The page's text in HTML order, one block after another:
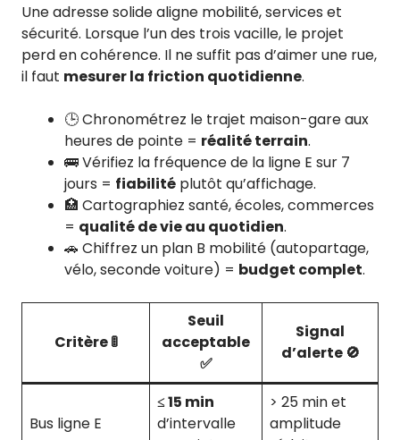
Une adresse solide aligne mobilité, services et
sécurité. Lorsque l’un des trois vacille, le projet
perd en cohérence. Il ne suffit pas d’aimer une rue,
il faut mesurer la friction quotidienne.
🕒 Chronométrez le trajet maison-gare aux
heures de pointe = réalité terrain.
🚌 Vérifiez la fréquence de la ligne E sur 7
jours = fiabilité plutôt qu’affichage.
🏥 Cartographiez santé, écoles, commerces
= qualité de vie au quotidien.
🚗 Chiffrez un plan B mobilité (autopartage,
vélo, seconde voiture) = budget complet.
Critère 🚦
Seuil
acceptable
✅
Signal
d’alerte 🚫
Bus ligne E
≤ 15 min
d’intervalle
> 25 min et
amplitude